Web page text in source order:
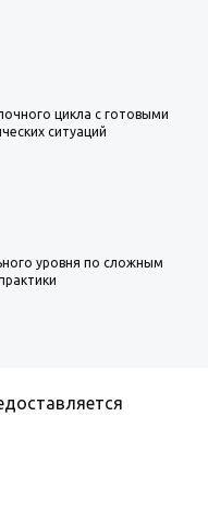
цикла с готовыми
ситуаций
уровня по сложным